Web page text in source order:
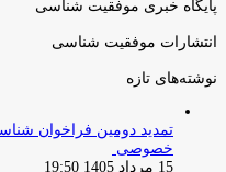
پایگاه خبری موفقیت شناسی
انتشارات موفقیت شناسی
نوشته‌های تازه
تمدید دومین فراخوان
خصوصی
15 مرداد 1405 19:50